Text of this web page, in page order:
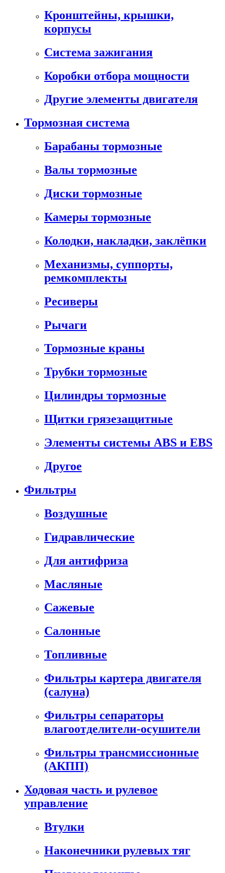
Кронштейны, крышки,
корпусы
Cистема зажигания
Коробки отбора мощности
Другие элементы двигателя
Тормозная система
Барабаны тормозные
Валы тормозные
Диски тормозные
Камеры тормозные
Колодки, накладки, заклёпки
Механизмы, суппорты,
ремкомплекты
Ресиверы
Рычаги
Тормозные краны
Трубки тормозные
Цилиндры тормозные
Щитки грязезащитные
Элементы системы ABS и EBS
Другое
Фильтры
Воздушные
Гидравлические
Для антифриза
Масляные
Сажевые
Салонные
Топливные
Фильтры картера двигателя
(салуна)
Фильтры сепараторы
влагоотделители-осушители
Фильтры трансмиссионные
(АКПП)
Ходовая часть и рулевое
управление
Втулки
Наконечники рулевых тяг